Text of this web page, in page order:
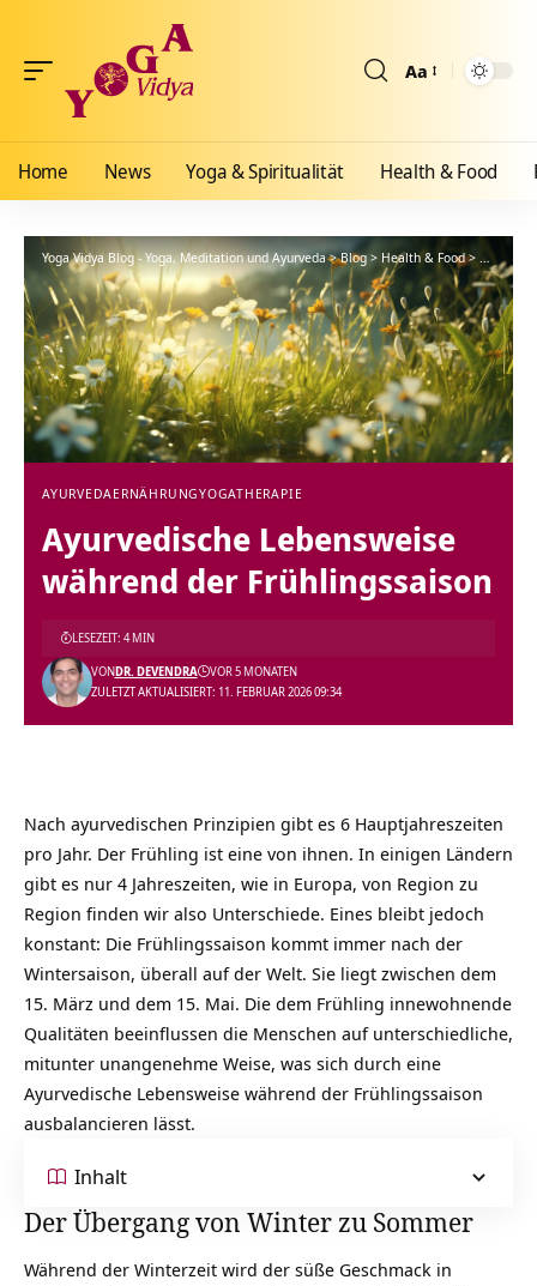
Aa
Home News Yoga & Spiritualität Health & Food
Yoga Vidya Blog - Yoga, Meditation und Ayurveda>Blog> Health & Food> Ayurveda
AYURVEDAERNÄHRUNGYOGATHERAPIE
Ayurvedische Lebensweise
während der Frühlingssaison
ZULETZT AKTUALISIERT: 11. FEBRUAR 2026 09:34
VONDR. DEVENDRA VOR 5 MONATEN
LESEZEIT: 4 MIN
Nach ayurvedischen Prinzipien gibt es 6 Hauptjahreszeiten
pro Jahr. Der Frühling ist eine von ihnen. In einigen Ländern
gibt es nur 4 Jahreszeiten, wie in Europa, von Region zu
Region finden wir also Unterschiede. Eines bleibt jedoch
konstant: Die Frühlingssaison kommt immer nach der
Wintersaison, überall auf der Welt. Sie liegt zwischen dem
15. März und dem 15. Mai. Die dem Frühling innewohnende
Qualitäten beeinflussen die Menschen auf unterschiedliche,
mitunter unangenehme Weise, was sich durch eine
Ayurvedische Lebensweise während der Frühlingssaison
ausbalancieren lässt.
Inhalt
Der Übergang von Winter zu Sommer
Während der Winterzeit wird der süße Geschmack in